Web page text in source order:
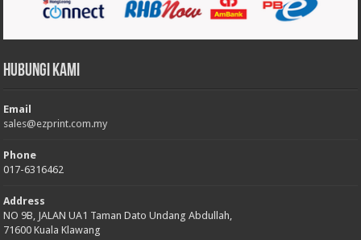
Hubungi Kami
Email
sales@ezprint.com.my
Phone
017-6316462
Address
NO 9B, JALAN UA1 Taman Dato Undang Abdullah,
71600 Kuala Klawang